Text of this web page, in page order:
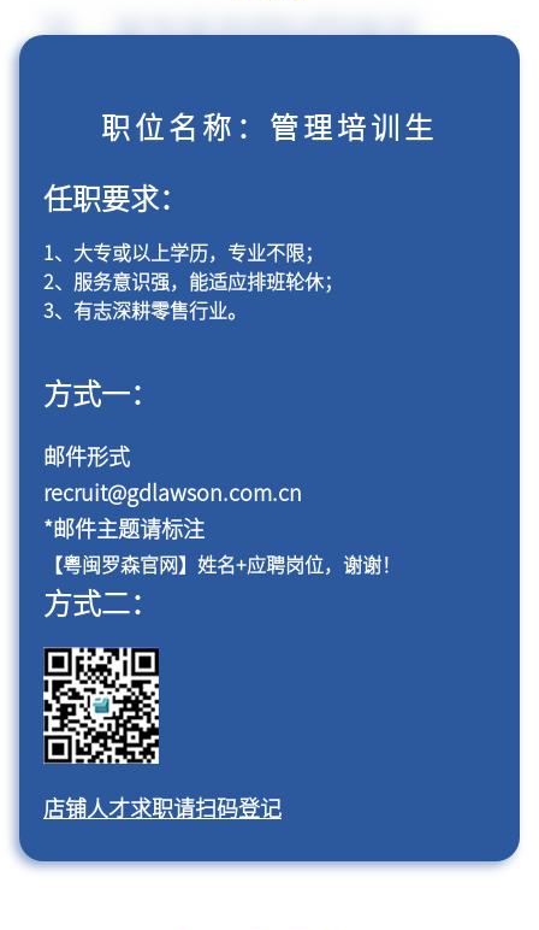
职位名称：管理培训生
任职要求：
1、大专或以上学历，专业不限；
2、服务意识强，能适应排班轮休；
3、有志深耕零售行业。
方式一：
邮件形式
recruit@gdlawson.com.cn
*邮件主题请标注
【粤闽罗森官网】姓名+应聘岗位，谢谢！
方式二：
店铺人才求职请扫码登记